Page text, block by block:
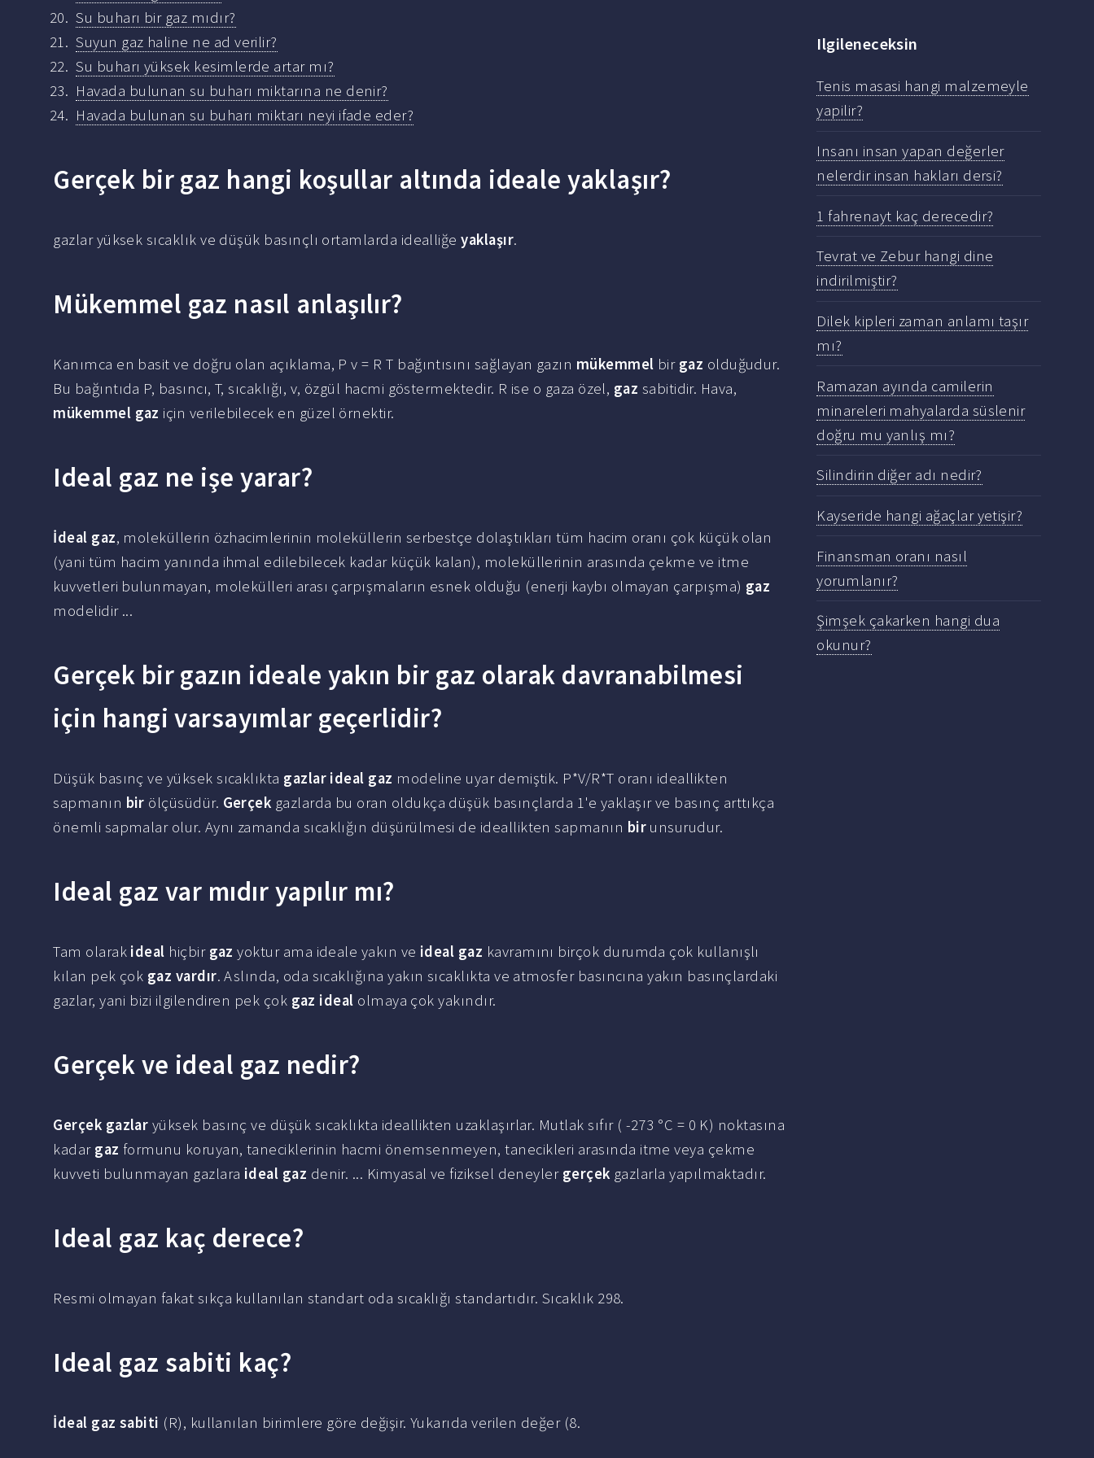
Su buharı bir gaz mıdır?
Suyun gaz haline ne ad verilir?
Su buharı yüksek kesimlerde artar mı?
Havada bulunan su buharı miktarına ne denir?
Havada bulunan su buharı miktarı neyi ifade eder?
Gerçek bir gaz hangi koşullar altında ideale yaklaşır?
gazlar yüksek sıcaklık ve düşük basınçlı ortamlarda idealliğeyaklaşır.
Mükemmel gaz nasıl anlaşılır?
Kanımca en basit ve doğru olan açıklama, P v = R T bağıntısını sağlayan gazın mükemmel bir gaz olduğudur.
Bu bağıntıda P, basıncı, T, sıcaklığı, v, özgül hacmi göstermektedir. R ise o gaza özel, gaz sabitidir. Hava,
mükemmel gaz için verilebilecek en güzel örnektir.
Ideal gaz ne işe yarar?
İdeal gaz, moleküllerin özhacimlerinin moleküllerin serbestçe dolaştıkları tüm hacim oranı çok küçük olan
(yani tüm hacim yanında ihmal edilebilecek kadar küçük kalan), moleküllerinin arasında çekme ve itme
kuvvetleri bulunmayan, molekülleri arası çarpışmaların esnek olduğu (enerji kaybı olmayan çarpışma) gaz
modelidir ...
Gerçek bir gazın ideale yakın bir gaz olarak davranabilmesi
için hangi varsayımlar geçerlidir?
Düşük basınç ve yüksek sıcaklıkta gazlar ideal gaz modeline uyar demiştik. P*V/R*T oranı ideallikten
sapmanın bir ölçüsüdür. Gerçek gazlarda bu oran oldukça düşük basınçlarda 1'e yaklaşır ve basınç arttıkça
önemli sapmalar olur. Aynı zamanda sıcaklığın düşürülmesi de ideallikten sapmanın bir unsurudur.
Ideal gaz var mıdır yapılır mı?
Tam olarak ideal hiçbir gaz yoktur ama ideale yakın ve ideal gaz kavramını birçok durumda çok kullanışlı
kılan pek çok gaz vardır. Aslında, oda sıcaklığına yakın sıcaklıkta ve atmosfer basıncına yakın basınçlardaki
gazlar, yani bizi ilgilendiren pek çok gaz ideal olmaya çok yakındır.
Gerçek ve ideal gaz nedir?
Gerçek gazlar yüksek basınç ve düşük sıcaklıkta ideallikten uzaklaşırlar. Mutlak sıfır ( -273 °C = 0 K) noktasına
kadar gaz formunu koruyan, taneciklerinin hacmi önemsenmeyen, tanecikleri arasında itme veya çekme
kuvveti bulunmayan gazlara ideal gaz denir. ... Kimyasal ve fiziksel deneyler gerçek gazlarla yapılmaktadır.
Ideal gaz kaç derece?
Resmi olmayan fakat sıkça kullanılan standart oda sıcaklığı standartıdır. Sıcaklık 298.
Ideal gaz sabiti kaç?
İdeal gaz sabiti (R), kullanılan birimlere göre değişir. Yukarıda verilen değer (8.
Ilgileneceksin
Tenis masasi hangi malzemeyle
yapilir?
Insanı insan yapan değerler
nelerdir insan hakları dersi?
1 fahrenayt kaç derecedir?
Tevrat ve Zebur hangi dine
indirilmiştir?
Dilek kipleri zaman anlamı taşır
mı?
Ramazan ayında camilerin
minareleri mahyalarda süslenir
doğru mu yanlış mı?
Silindirin diğer adı nedir?
Kayseride hangi ağaçlar yetişir?
Finansman oranı nasıl
yorumlanır?
Şimşek çakarken hangi dua
okunur?